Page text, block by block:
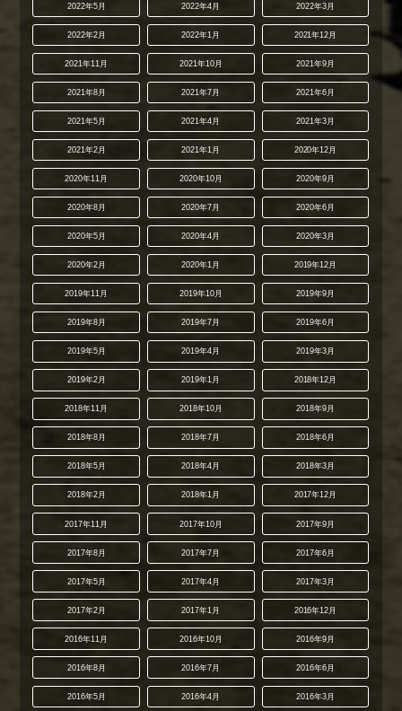
2022年5月 2022年4月 2022年3月
2022年2月 2022年1月 2021年12月
2021年11月 2021年10月 2021年9月
2021年8月 2021年7月 2021年6月
2021年5月 2021年4月 2021年3月
2021年2月 2021年1月 2020年12月
2020年11月 2020年10月 2020年9月
2020年8月 2020年7月 2020年6月
2020年5月 2020年4月 2020年3月
2020年2月 2020年1月 2019年12月
2019年11月 2019年10月 2019年9月
2019年8月 2019年7月 2019年6月
2019年5月 2019年4月 2019年3月
2019年2月 2019年1月 2018年12月
2018年11月 2018年10月 2018年9月
2018年8月 2018年7月 2018年6月
2018年5月 2018年4月 2018年3月
2018年2月 2018年1月 2017年12月
2017年11月 2017年10月 2017年9月
2017年8月 2017年7月 2017年6月
2017年5月 2017年4月 2017年3月
2017年2月 2017年1月 2016年12月
2016年11月 2016年10月 2016年9月
2016年8月 2016年7月 2016年6月
2016年5月 2016年4月 2016年3月